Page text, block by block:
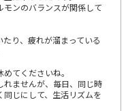
ンのバランスが関係して
り、疲れが溜まっている
てくださいね。
れませんが、毎日、同じ時
じにして、生活リズムを